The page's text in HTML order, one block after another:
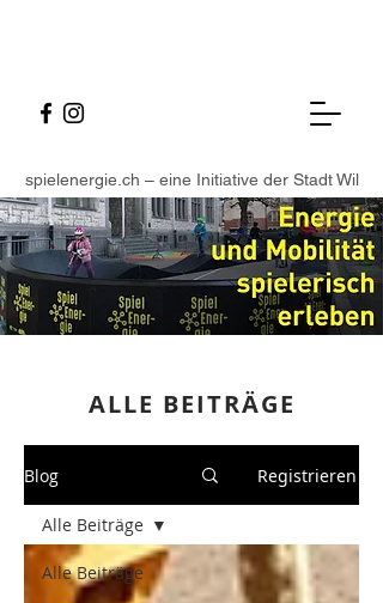
spielenergie.ch – eine Initiative der Stadt Wil
ALLE BEITRÄGE
Blog Registrieren
Alle Beiträge
Alle Beiträge